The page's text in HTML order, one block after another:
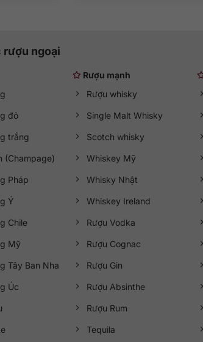
rượu ngoại
đỏ
trắng
(Champage)
Pháp
Ý
Chile
Mỹ
Tây Ban Nha
Úc
Rượu mạnh
Rượu whisky
Single Malt Whisky
Scotch whisky
Whiskey Mỹ
Whisky Nhật
Whiskey Ireland
Rượu Vodka
Rượu Cognac
Rượu Gin
Rượu Absinthe
Rượu Rum
Tequila